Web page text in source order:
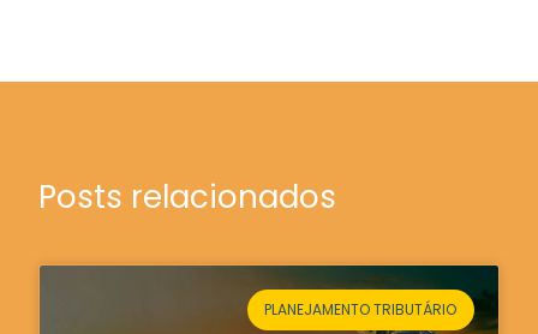
Posts relacionados
PLANEJAMENTO TRIBUTÁRIO